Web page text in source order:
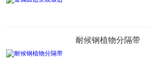
耐候钢植物分隔带